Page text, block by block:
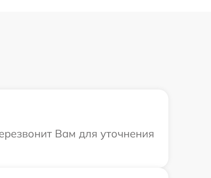
Вам для уточнения